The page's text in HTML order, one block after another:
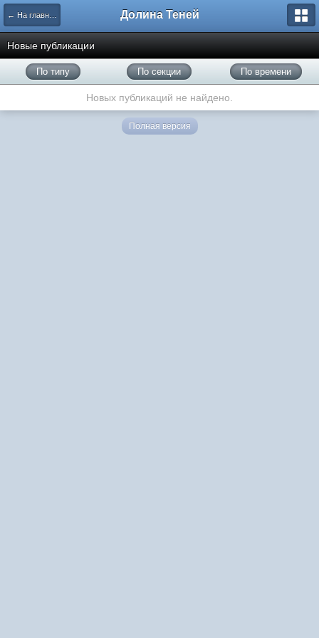
← На главную Долина Теней
Новые публикации
По типу По секции По времени
Новых публикаций не найдено.
Полная версия